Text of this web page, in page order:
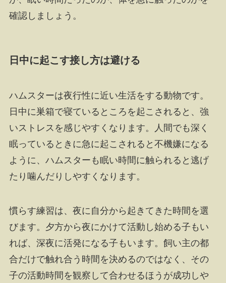
確認しましょう。
日中に起こす接し方は避ける
ハムスターは夜行性に近い生活をする動物です。
日中に巣箱で寝ているところを起こされると、強
いストレスを感じやすくなります。人間でも深く
眠っているときに急に起こされると不機嫌になる
ように、ハムスターも眠い時間に触られると逃げ
たり噛んだりしやすくなります。
慣らす練習は、夜に自分から起きてきた時間を選
びます。夕方から夜にかけて活動し始める子もい
れば、深夜に活発になる子もいます。飼い主の都
合だけで触れ合う時間を決めるのではなく、その
子の活動時間を観察して合わせるほうが成功しや